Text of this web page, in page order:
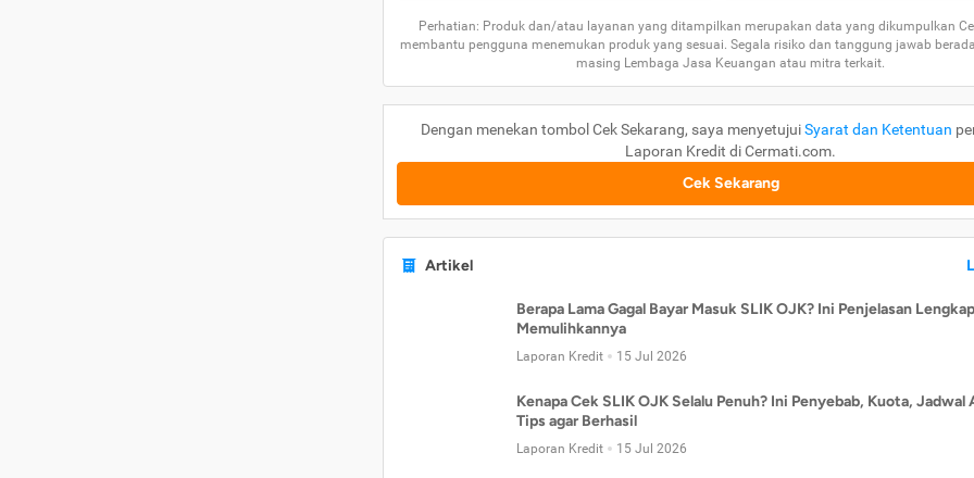
Perhatian: Produk dan/atau layanan yang ditampilkan merupakan data yang dikumpulkan
membantu pengguna menemukan produk yang sesuai. Segala risiko dan tanggung jawab
masing Lembaga Jasa Keuangan atau mitra terkait.
Dengan menekan tombol Cek Sekarang, saya menyetujuiSyarat dan Ketentuan
Laporan Kredit di Cermati.com.
Cek Sekarang
Artikel
Berapa Lama Gagal Bayar Masuk SLIK OJK? Ini Penjelasan
Memulihkannya
Laporan Kredit 15 Jul 2026
Kenapa Cek SLIK OJK Selalu Penuh? Ini Penyebab, Kuota, Jadwal
Tips agar Berhasil
Laporan Kredit 15 Jul 2026